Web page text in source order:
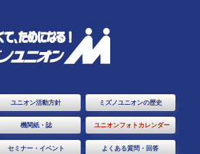
ユニオン活動方針 ミズノユニオンの歴史
機関紙・誌 ユニオンフォトカレンダー
セミナー・イベント よくある質問・回答